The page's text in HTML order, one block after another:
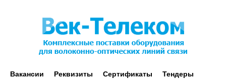
Вакансии Реквизиты Сертификаты
Тендеры